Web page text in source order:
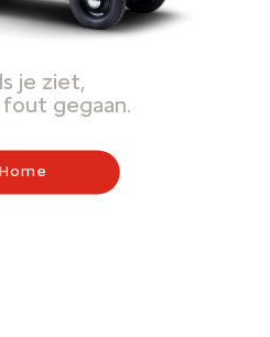
je ziet,
gegaan.
Home